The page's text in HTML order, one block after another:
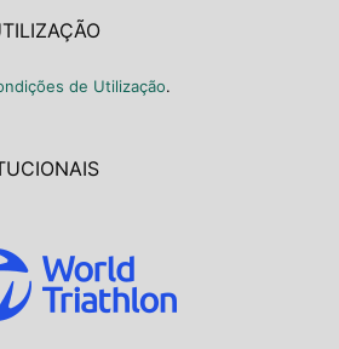
de Utilização.